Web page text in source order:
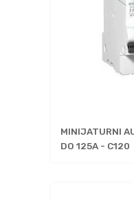
MINIJATURNI
DO 125A - C120